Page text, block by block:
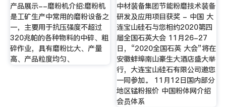
产品展示--磨粉机介绍:磨粉机
是工矿生产中常用的磨粉设备之
一，主要用于抗压强度不超过
320兆帕的各种物料的中碎、粗
碎作业，具有磨粉比大、产量
高、产品粒度均匀、
中材装备集团节能粉磨技术装备
研发及应用项目获奖 - 中国 大
连宝山硅石与您相约2020第四
届全国石英大会 11月26-27
日，“2020全国石英 大会”将在
安徽蚌埠南山豪生大酒店盛大举
行，大连宝山硅石有限公司邀您
一同参加。 11月12日国内部分
地区锰粉报价 中国粉体网介绍
会员体系